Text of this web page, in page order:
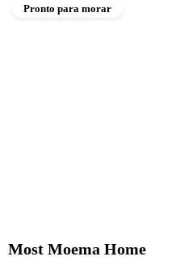
Pronto para morar
Most Moema Home